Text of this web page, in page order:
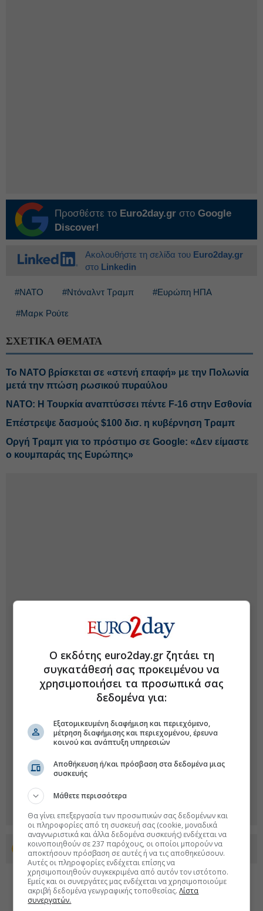
Προσθέστε το Euro2day.gr στο Google
Discover!
Ακολουθήστε τη σελίδα του Euro2day.gr
στο Linkedin
#ΝΑΤΟ #Ντόναλντ Τραμπ #Ευρώπη ΗΠΑ
#Μαρκ Ρούτε
ΣΧΕΤΙΚΑ ΘΕΜΑΤΑ
Το ΝΑΤΟ βρίσκεται σε «στενή επαφή» με την Πολωνία
μετά την πτώση ρωσικού πυραύλου
ΝΑΤΟ: Η Τουρκία αναπτύσσει πέντε F-16 στην Εσθονία
Επέστρεψε δασμούς $100 δισ. η κυβέρνηση Τραμπ
Οργή Τραμπ για το πρόστιμο σε Google: «Δεν είμαστε
ο κουμπαράς της Ευρώπης»
Προσθέστε το euro2day.gr στο Discover
Ο εκδότης euro2day.gr ζητάει τη
συγκατάθεσή σας προκειμένου να
χρησιμοποιήσει τα προσωπικά σας
δεδομένα για:
Εξατομικευμένη διαφήμιση και περιεχόμενο,
μέτρηση διαφήμισης και περιεχομένου, έρευνα
κοινού και ανάπτυξη υπηρεσιών
Αποθήκευση ή/και πρόσβαση στα δεδομένα μιας
συσκευής
Μάθετε περισσότερα
Θα γίνει επεξεργασία των προσωπικών σας δεδομένων και
οι πληροφορίες από τη συσκευή σας (cookie, μοναδικά
αναγνωριστικά και άλλα δεδομένα συσκευής) ενδέχεται να
κοινοποιηθούν σε 237 παρόχους, οι οποίοι μπορούν να
αποκτήσουν πρόσβαση σε αυτές ή να τις αποθηκεύσουν.
Αυτές οι πληροφορίες ενδέχεται επίσης να
χρησιμοποιηθούν συγκεκριμένα από αυτόν τον ιστότοπο.
Εμείς και οι συνεργάτες μας ενδέχεται να χρησιμοποιούμε
ακριβή δεδομένα γεωγραφικής τοποθεσίας.Λίστα
συνεργατών.